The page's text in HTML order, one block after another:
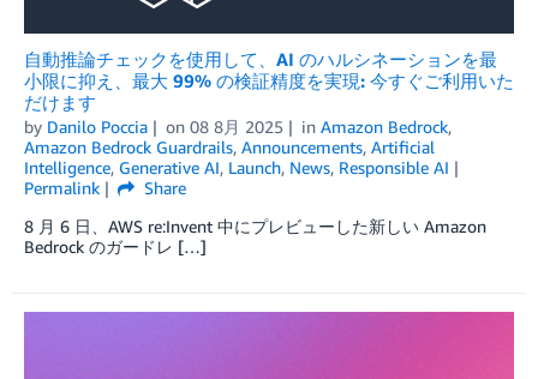
自動推論チェックを使用して、AI のハルシネーションを最
小限に抑え、最大 99% の検証精度を実現: 今すぐご利用いた
だけます
by Danilo Poccia on 08 8月 2025 in Amazon Bedrock,
Amazon Bedrock Guardrails, Announcements, Artificial
Intelligence, Generative AI, Launch, News, Responsible AI
Permalink
Share
8 月 6 日、AWS re:Invent 中にプレビューした新しい Amazon
Bedrock のガードレ […]